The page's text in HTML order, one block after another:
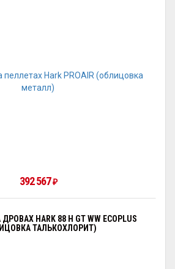
392 567 ₽
HARK 88 H GT WW ECOPLUS
ТАЛЬКОХЛОРИТ)